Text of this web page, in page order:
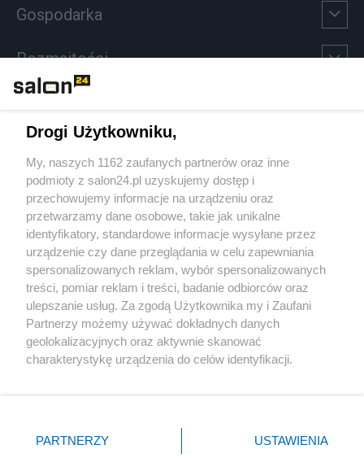
Gospodarka
Rozmaitości
Sport
Społeczeństwo
Kultura
X Facebook Instagram Youtube
Drogi Użytkowniku,
My, naszych 1162 zaufanych partnerów oraz inne
podmioty z salon24.pl uzyskujemy dostęp i
przechowujemy informacje na urządzeniu oraz
przetwarzamy dane osobowe, takie jak unikalne
identyfikatory, standardowe informacje wysyłane przez
urządzenie czy dane przeglądania w celu zapewniania
spersonalizowanych reklam, wybór spersonalizowanych
treści, pomiar reklam i treści, badanie odbiorców oraz
ulepszanie usług. Za zgodą Użytkownika my i Zaufani
Partnerzy możemy używać dokładnych danych
geolokalizacyjnych oraz aktywnie skanować
charakterystykę urządzenia do celów identyfikacji.
zmienić/wycofać klikając przycisk ustawień prywatności
znajdujący się w lewym dolnym rogu strony
PARTNERZY USTAWIENIA